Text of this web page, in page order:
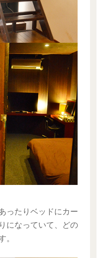
ったりベッドにカー
になっていて、どの
。